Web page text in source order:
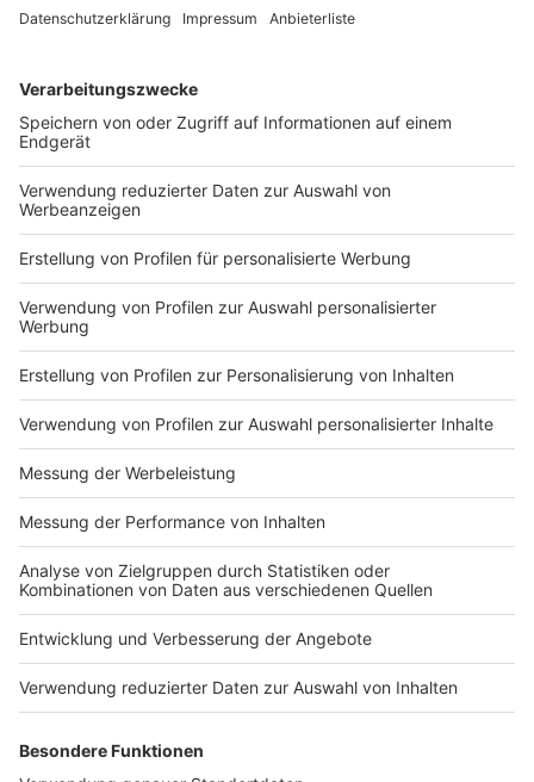
erzählt.
DEINE GEMERKTEN ARTIKEL
Du hast dir noch keine Artikel gemerkt
Markiere sie hierfür mit einem
Impressum
Nutzungsbedingungen
Jobs
Presse
Werben
Archiv
Kontakt
Studio-Hotline
Verkehrs-Hotline
Newsletter